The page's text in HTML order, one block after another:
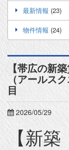
最新情報 (23)
物件情報 (24)
【帯広の新
（アールス
目
2026/05/29
【新築